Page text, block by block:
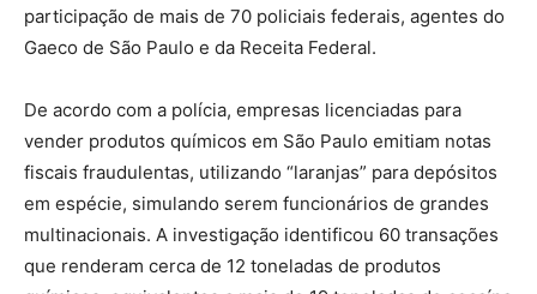
participação de mais de 70 policiais federais, agentes do
Gaeco de São Paulo e da Receita Federal.
De acordo com a polícia, empresas licenciadas para
vender produtos químicos em São Paulo emitiam notas
fiscais fraudulentas, utilizando “laranjas” para depósitos
em espécie, simulando serem funcionários de grandes
multinacionais. A investigação identificou 60 transações
que renderam cerca de 12 toneladas de produtos